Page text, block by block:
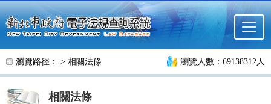
跳至主要內容
瀏覽路徑： > 相關法條 瀏覽人數：69138312人
相關法條